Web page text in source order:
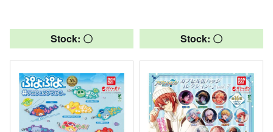
Stock: 〇 Stock: 〇